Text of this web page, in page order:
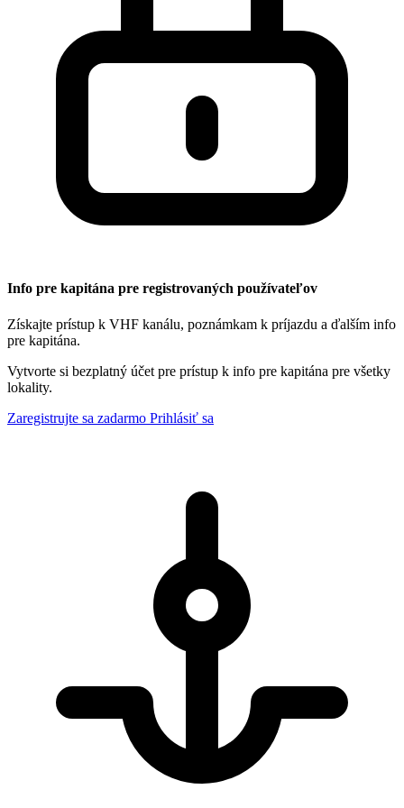
Info pre kapitána pre registrovaných používateľov
Získajte prístup k VHF kanálu, poznámkam k príjazdu a ďalším info
pre kapitána.
Vytvorte si bezplatný účet pre prístup k info pre kapitána pre všetky
lokality.
Zaregistrujte sa zadarmo Prihlásiť sa